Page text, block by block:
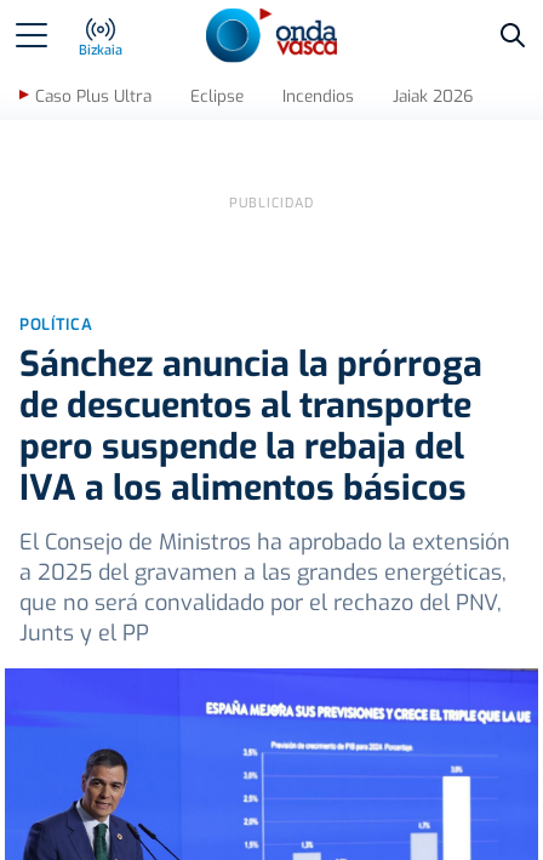
Bizkaia
Caso Plus Ultra Eclipse Incendios Jaiak 2026
POLÍTICA
Sánchez anuncia la prórroga
de descuentos al transporte
pero suspende la rebaja del
IVA a los alimentos básicos
El Consejo de Ministros ha aprobado la extensión
a 2025 del gravamen a las grandes energéticas,
que no será convalidado por el rechazo del PNV,
Junts y el PP